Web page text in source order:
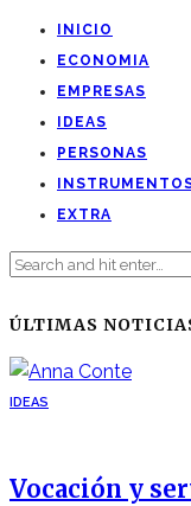
INICIO
ECONOMIA
EMPRESAS
IDEAS
PERSONAS
EXTRA
ÚLTIMAS
IDEAS
Vocación y